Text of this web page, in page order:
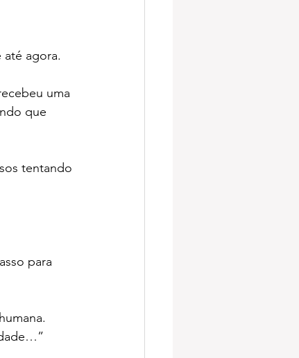
agora.
uma
que
tentando
para